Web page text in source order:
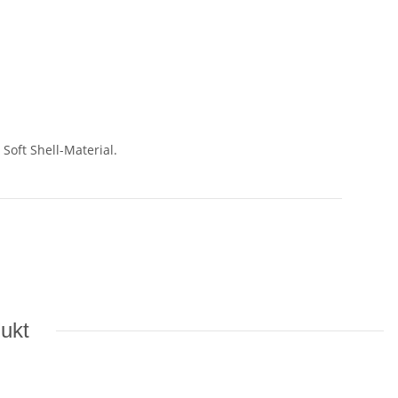
Shell-Material.